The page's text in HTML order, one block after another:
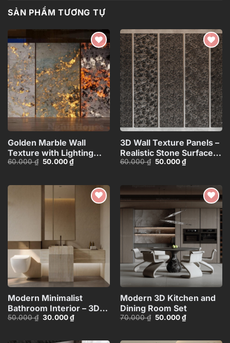
SẢN PHẨM TƯƠNG TỰ
Add to
wishlist
Golden Marble Wall
Texture with Lighting
Effect_HCI4803714784363
60.000₫ Giá
50.000₫Giá
hiện
50.000 ₫.
Add to
wishlist
3D Wall Texture Panels –
Realistic Stone Surface
Model_15599058
60.000₫ Giá
50.000₫Giá
hiện
50.000 ₫.
Modern Minimalist
Bathroom Interior – 3D
Model
50.000₫ Giá
30.000₫Giá
hiện
Add to
Modern 3D Kitchen and
Dining Room Set
70.000₫ Giá
50.000₫Giá
hiện